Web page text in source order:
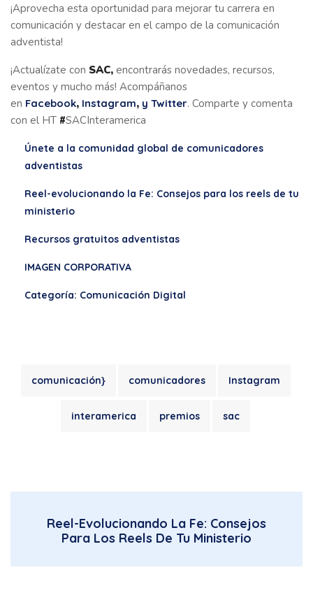
¡Aprovecha esta oportunidad para mejorar tu carrera en
comunicación y destacar en el campo de la comunicación
adventista!
¡Actualízate con SAC, encontrarás novedades, recursos,
eventos y mucho más! Acompáñanos
en Facebook, Instagram, y Twitter. Comparte y comenta
con el HT #SACInteramerica
Únete a la comunidad global de comunicadores
adventistas
Reel-evolucionando la Fe: Consejos para los reels de tu
ministerio
Recursos gratuitos adventistas
IMAGEN CORPORATIVA
Categoría: Comunicación Digital
comunicación} comunicadores Instagram
interamerica premios sac
Reel-Evolucionando La Fe: Consejos
Para Los Reels De Tu Ministerio